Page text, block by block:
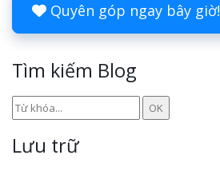
Quyên góp ngay bây giờ!
Tìm kiếm Blog
Lưu trữ